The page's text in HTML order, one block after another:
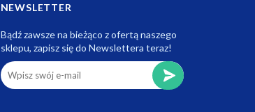
NEWSLETTER
Bądź zawsze na bieżąco z ofertą naszego
sklepu, zapisz się do Newslettera teraz!